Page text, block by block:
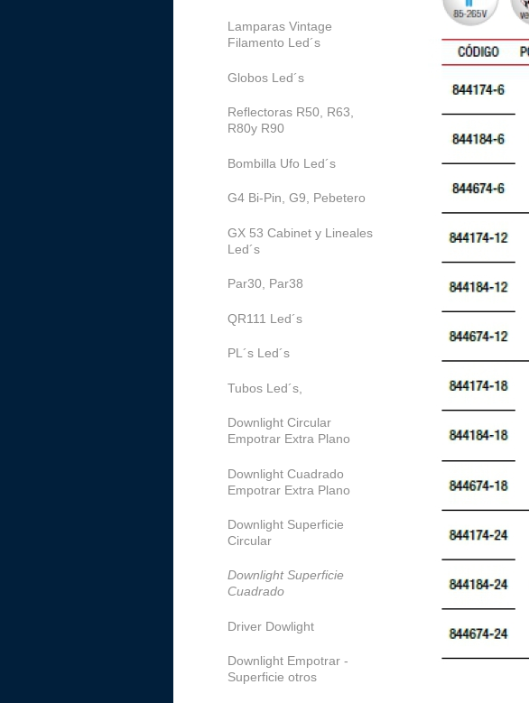
Lamparas Vintage
Filamento Led´s
Globos Led´s
Reflectoras R50, R63,
R80y R90
Bombilla Ufo Led´s
G4 Bi-Pin, G9, Pebetero
GX 53 Cabinet y Lineales
Led´s
Par30, Par38
QR111 Led´s
PL´s Led´s
Tubos Led´s,
Downlight Circular
Empotrar Extra Plano
Downlight Cuadrado
Empotrar Extra Plano
Downlight Superficie
Circular
Downlight Superficie
Cuadrado
Driver Dowlight
Downlight Empotrar -
Superficie otros